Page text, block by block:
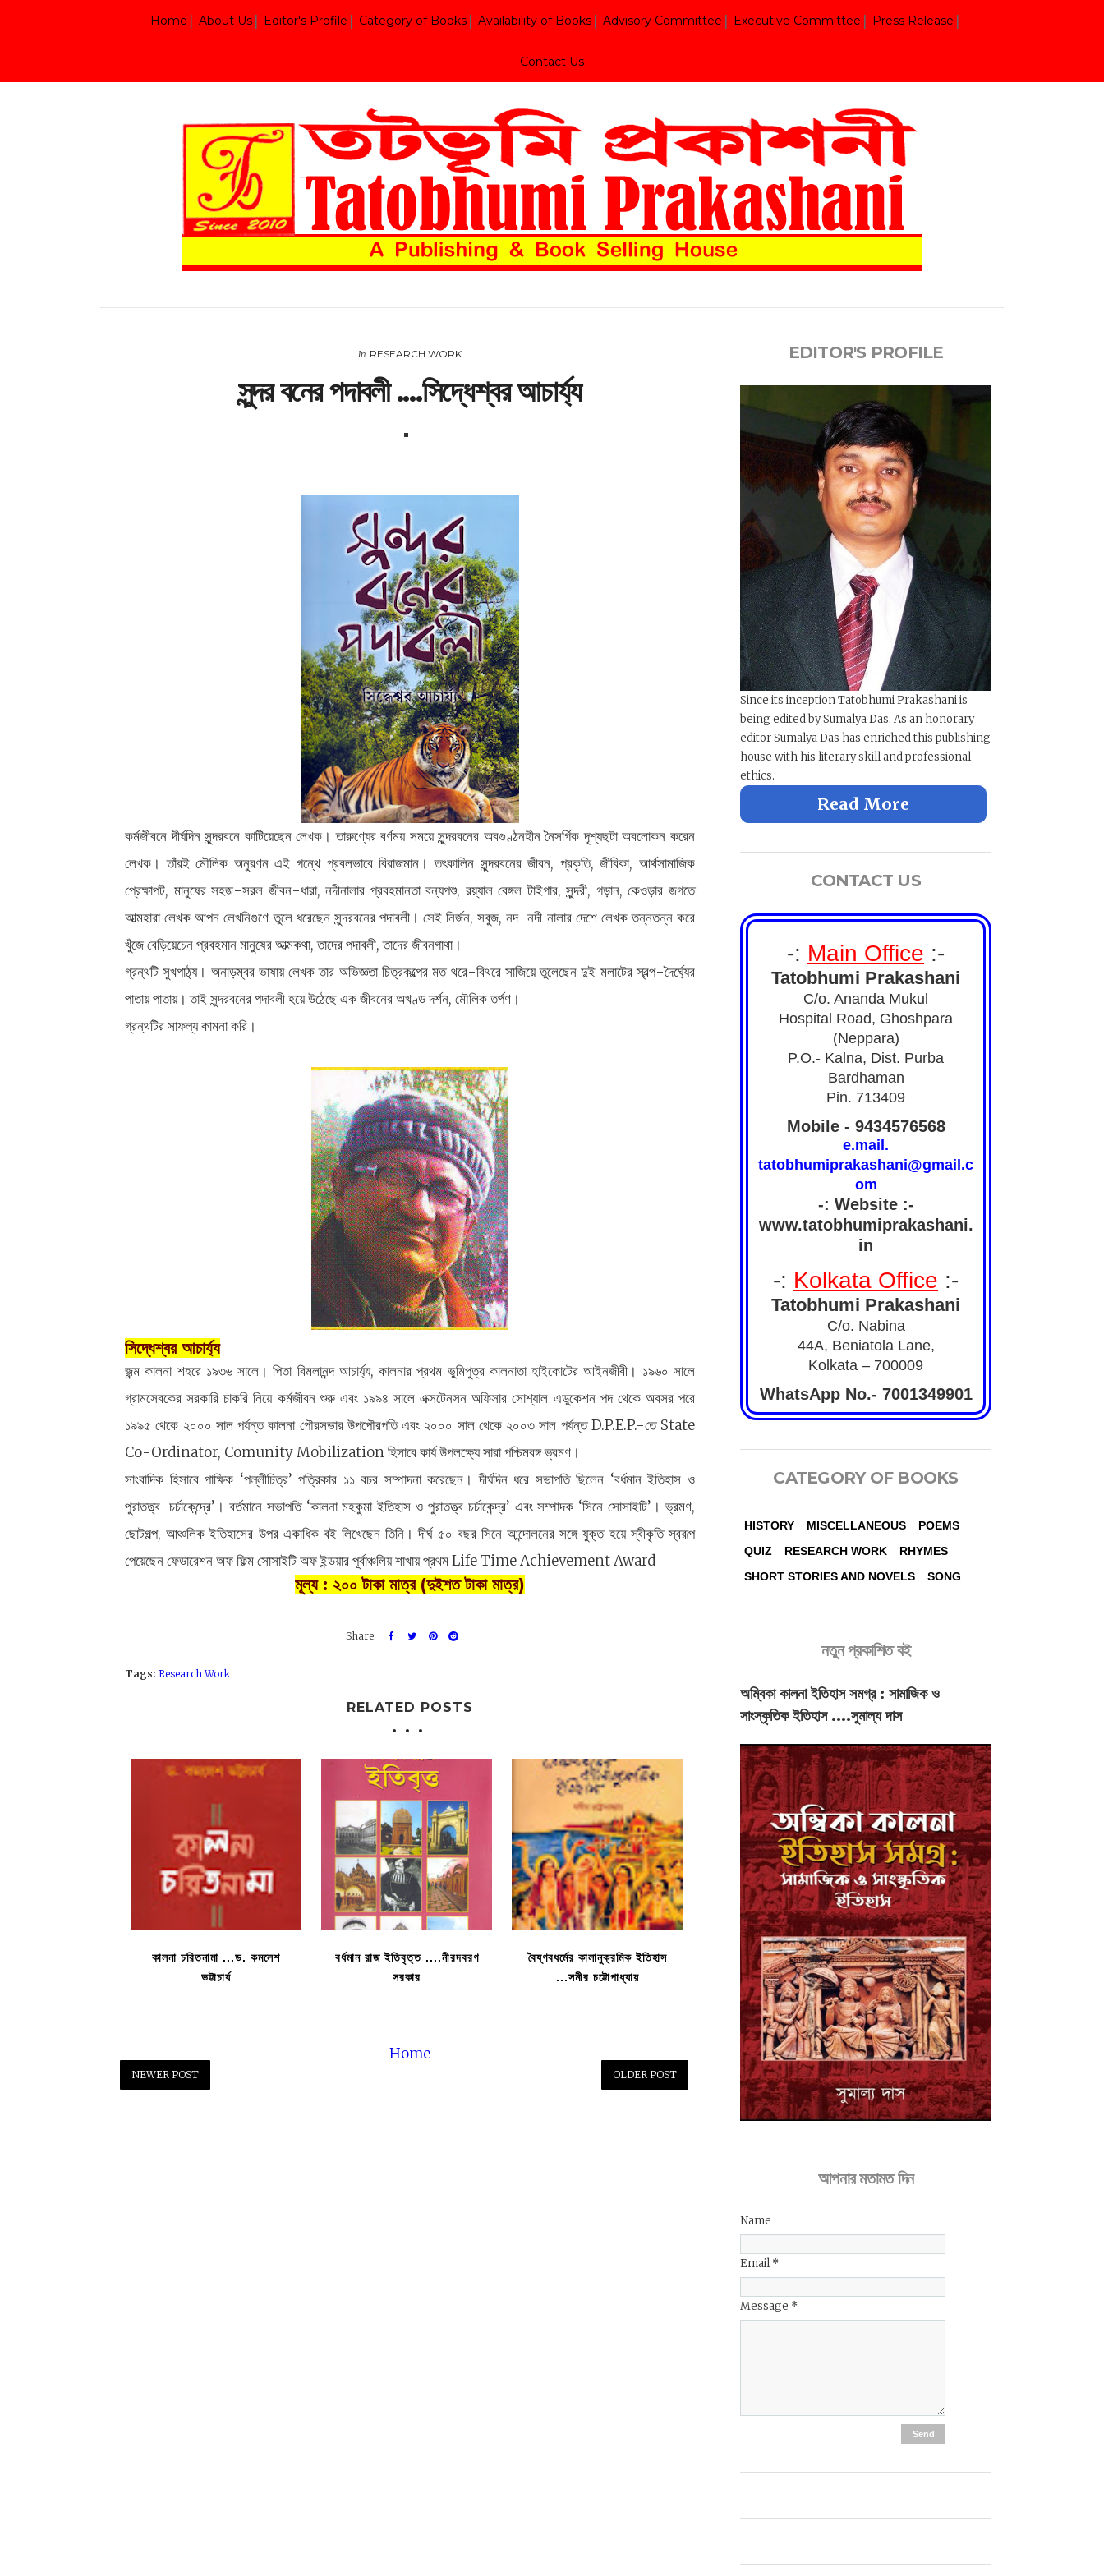
Home About Us Editor's Profile Category of Books Availability of Books Advisory Committee Executive Committee Press Release
Contact Us
In RESEARCH WORK
সুন্দর বনের পদাবলী ....সিদ্ধেশ্বর আচার্য্য
কর্মজীবনে দীর্ঘদিন সুন্দরবনে কাটিয়েছেন লেখক। তারুণ্যের বর্ণময় সময়ে সুন্দরবনের অবগুণ্ঠনহীন নৈসর্গিক দৃশ্যছটা অবলোকন করেন
লেখক। তাঁরই মৌলিক অনুরণন এই গন্থে প্রবলভাবে বিরাজমান। তৎকালিন সুন্দরবনের জীবন, প্রকৃতি, জীবিকা, আর্থসামাজিক
প্রেক্ষাপট, মানুষের সহজ-সরল জীবন-ধারা, নদীনালার প্রবহমানতা বন্যপশু, রয়্যাল বেঙ্গল টাইগার, সুন্দরী, গড়ান, কেওড়ার জগতে
আত্মহারা লেখক আপন লেখনিগুণে তুলে ধরেছেন সুন্দরবনের পদাবলী। সেই নির্জন, সবুজ, নদ-নদী নালার দেশে লেখক তন্নতন্ন করে
খুঁজে বেড়িয়েচেন প্রবহমান মানুষের আত্মকথা, তাদের পদাবলী, তাদের জীবনগাথা।
গ্রন্থটি সুখপাঠ্য। অনাড়ম্বর ভাষায় লেখক তার অভিজ্ঞতা চিত্রকল্পের মত থরে-বিথরে সাজিয়ে তুলেছেন দুই মলাটের স্বল্প-দৈর্ঘ্যের
পাতায় পাতায়। তাই সুন্দরবনের পদাবলী হয়ে উঠেছে এক জীবনের অখণ্ড দর্শন, মৌলিক তর্পণ।
গ্রন্থটির সাফল্য কামনা করি।
সিদ্ধেশ্বর আচার্য্য
জন্ম কালনা শহরে ১৯৩৬ সালে। পিতা বিমলানন্দ আচার্য্য, কালনার প্রথম ভুমিপুত্র কালনাতা হাইকোটের আইনজীবী। ১৯৬০ সালে
গ্রামসেবকের সরকারি চাকরি নিয়ে কর্মজীবন শুরু এবং ১৯৯৪ সালে এক্সটেনসন অফিসার সোশ্যাল এডুকেশন পদ থেকে অবসর পরে
১৯৯৫ থেকে ২০০০ সাল পর্যন্ত কালনা পৌরসভার উপপৌরপতি এবং ২০০০ সাল থেকে ২০০৩ সাল পর্যন্ত D.P.E.P.-তে State
Co-Ordinator, Comunity Mobilization হিসাবে কার্য উপলক্ষ্যে সারা পশ্চিমবঙ্গ ভ্রমণ।
সাংবাদিক হিসাবে পাক্ষিক ‘পল্লীচিত্র’ পত্রিকার ১১ বচর সম্পাদনা করেছেন। দীর্ঘদিন ধরে সভাপতি ছিলেন ‘বর্ধমান ইতিহাস ও
পুরাতত্ত্ব-চর্চাকেন্দ্রে’। বর্তমানে সভাপতি ‘কালনা মহকুমা ইতিহাস ও পুরাতত্ত্ব চর্চাকেন্দ্র’ এবং সম্পাদক ‘সিনে সোসাইটি’। ভ্রমণ,
ছোটগল্প, আঞ্চলিক ইতিহাসের উপর একাধিক বই লিখেছেন তিনি। দীর্ঘ ৫০ বছর সিনে আন্দোলনের সঙ্গে যুক্ত হয়ে স্বীকৃতি স্বরূপ
পেয়েছেন ফেডারেশন অফ ফিল্ম সোসাইটি অফ ইন্ডয়ার পূর্বাঞ্চলিয় শাখায় প্রথম Life Time Achievement Award
মূল্য : ২০০ টাকা মাত্র (দুইশত টাকা মাত্র)
Tags: Research Work
RELATED POSTS
কালনা চরিতনামা ...ড. কমলেশ
ভট্টাচার্য
বর্ধমান রাজ ইতিবৃত্ত ....নীরদবরণ
সরকার
বৈষ্ণবধর্মের কালানুক্রমিক ইতিহাস
...সমীর চট্টোপাধ্যায়
NEWER POST OLDER POST
Home
EDITOR'S PROFILE
Since its inception Tatobhumi Prakashani is
being edited by Sumalya Das. As an honorary
editor Sumalya Das has enriched this publishing
house with his literary skill and professional
ethics.
CONTACT US
-: Main Office :-
Tatobhumi Prakashani
C/o. Ananda Mukul
Hospital Road, Ghoshpara
(Neppara)
P.O.- Kalna, Dist. Purba
Bardhaman
Pin. 713409
Mobile - 9434576568
e.mail.
tatobhumiprakashani@gmail.c
om
-: Website :-
www.tatobhumiprakashani.
in
-: Kolkata Office :-
Tatobhumi Prakashani
C/o. Nabina
44A, Beniatola Lane,
Kolkata – 700009
WhatsApp No.- 7001349901
CATEGORY OF BOOKS
HISTORY MISCELLANEOUS
POEMS
QUIZ
RESEARCH WORK
RHYMES
SHORT STORIES AND NOVELS
SONG
নতুন প্রকাশিত বই
অম্বিকা কালনা ইতিহাস সমগ্র : সামাজিক ও
সাংস্কৃতিক ইতিহাস ....সুমাল্য দাস
আপনার মতামত দিন
Name
Email*
Message *